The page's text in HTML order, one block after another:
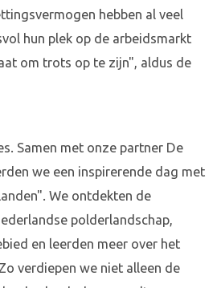
hebben al veel
hun plek op de arbeidsmarkt
om trots op te zijn", aldus de
Samen met onze partner De
we een inspirerende dag met
We ontdekten de
polderlandschap,
en leerden meer over het
verdiepen we niet alleen de